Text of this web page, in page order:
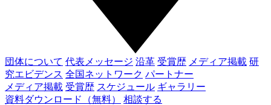
団体について 代表メッセージ 沿革 受賞歴 メディア掲載 研
究エビデンス 全国ネットワーク パートナー
メディア掲載 受賞歴 スケジュール ギャラリー
資料ダウンロード（無料）
相談する